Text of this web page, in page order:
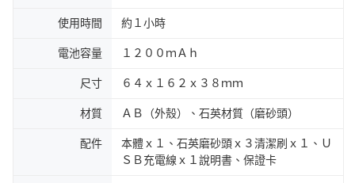
使用時間 約１小時
電池容量 １２００ｍＡｈ
尺寸 ６４ｘ１６２ｘ３８ｍｍ
材質 ＡＢ（外殼）、石英材質（磨砂頭）
配件
本體ｘ１、石英磨砂頭ｘ３清潔刷ｘ１、Ｕ
ＳＢ充電線ｘ１說明書、保證卡